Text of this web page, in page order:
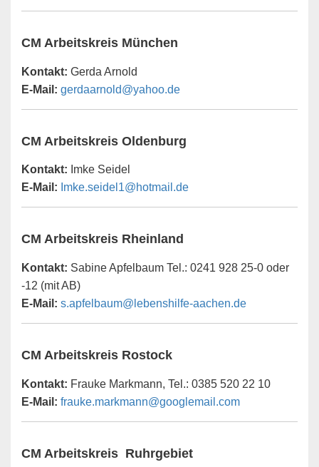
CM Arbeitskreis München
Kontakt: Gerda Arnold
E-Mail: gerdaarnold@yahoo.de
CM Arbeitskreis Oldenburg
Kontakt: Imke Seidel
E-Mail: Imke.seidel1@hotmail.de
CM Arbeitskreis Rheinland
Kontakt: Sabine Apfelbaum Tel.: 0241 928 25-0 oder
-12 (mit AB)
E-Mail: s.apfelbaum@lebenshilfe-aachen.de
CM Arbeitskreis Rostock
Kontakt: Frauke Markmann, Tel.: 0385 520 22 10
E-Mail: frauke.markmann@googlemail.com
CM Arbeitskreis Ruhrgebiet